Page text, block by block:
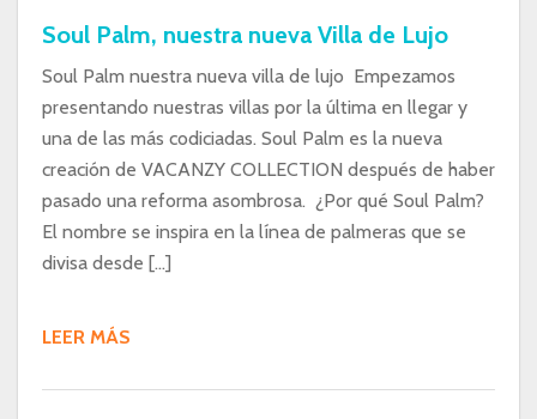
Soul Palm, nuestra nueva Villa de Lujo
Soul Palm nuestra nueva villa de lujo Empezamos
presentando nuestras villas por la última en llegar y
una de las más codiciadas. Soul Palm es la nueva
creación de VACANZY COLLECTION después de haber
pasado una reforma asombrosa. ¿Por qué Soul Palm?
El nombre se inspira en la línea de palmeras que se
divisa desde […]
LEER MÁS